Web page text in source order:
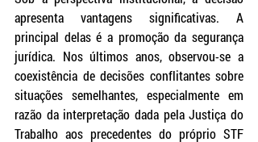
apresenta vantagens significativas. A
principal delas é a promoção da segurança
jurídica. Nos últimos anos, observou-se a
coexistência de decisões conflitantes sobre
situações semelhantes, especialmente em
razão da interpretação dada pela Justiça do
Trabalho aos precedentes do próprio STF